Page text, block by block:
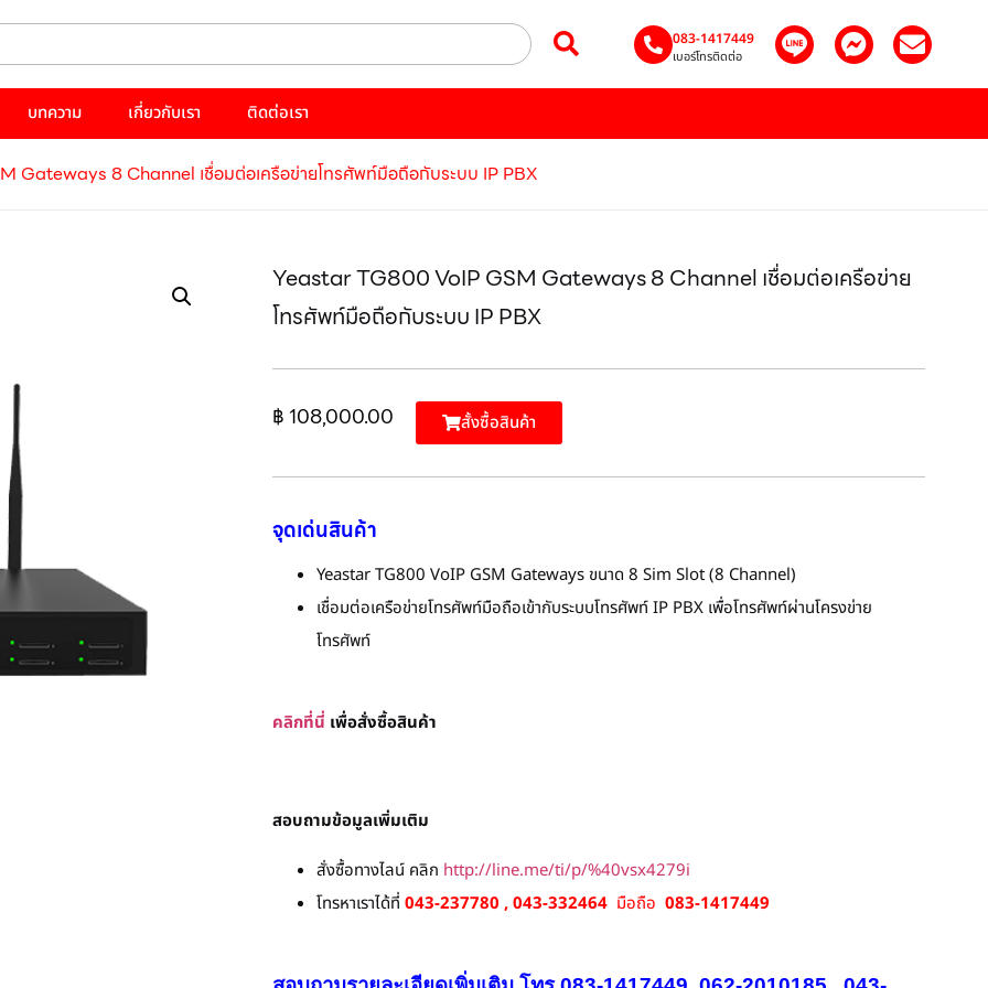
083-1417449
เบอร์โทรติดต่อ
บทความ เกี่ยวกับเรา ติดต่อเรา
Gateways 8 Channel เชื่อมต่อเครือข่ายโทรศัพท์มือถือกับระบบ IP PBX
Yeastar TG800 VoIP GSM Gateways 8 Channel เชื่อมต่อเครือข่าย
โทรศัพท์มือถือกับระบบ IP PBX
฿ 108,000.00 สั้งซื้อสินค้า
จุดเด่นสินค้า
Yeastar TG800 VoIP GSM Gateways ขนาด 8 Sim Slot (8 Channel)
เชื่อมต่อเครือข่ายโทรศัพท์มือถือเข้ากับระบบโทรศัพท์ IP PBX เพื่อโทรศัพท์ผ่านโครงข่าย
โทรศัพท์
คลิกที่นี่ เพื่อสั่งซื้อสินค้า
สอบถามข้อมูลเพิ่มเติม
สั่งซื้อทางไลน์ คลิก http://line.me/ti/p/%40vsx4279i
โทรหาเราได้ที่ 043-237780 , 043-332464มือถือ 083-1417449